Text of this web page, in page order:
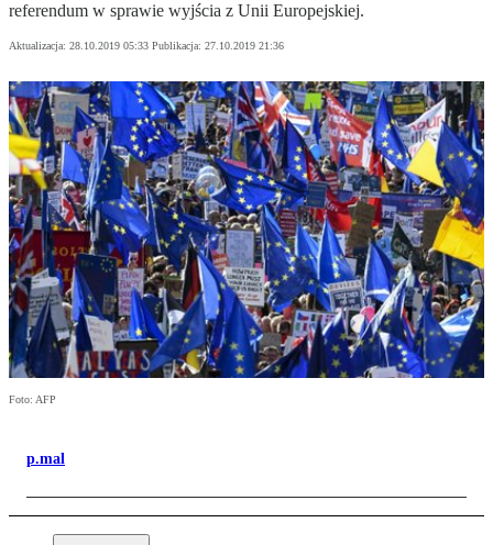
referendum w sprawie wyjścia z Unii Europejskiej.
Aktualizacja: 28.10.2019 05:33 Publikacja: 27.10.2019 21:36
Foto: AFP
p.mal